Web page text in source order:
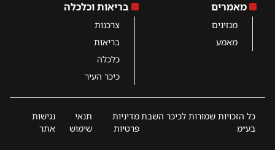
מאמרים
מגזינים
מאמע
בריאות וכלכלה
צרכנות
בריאות
כלכלה
כיכר העיר
כל הזכויות שמורות לכיכר השבת
בע״מ
מדיניות
פרטיות
תנאי
שימוש
נגישות
אתר